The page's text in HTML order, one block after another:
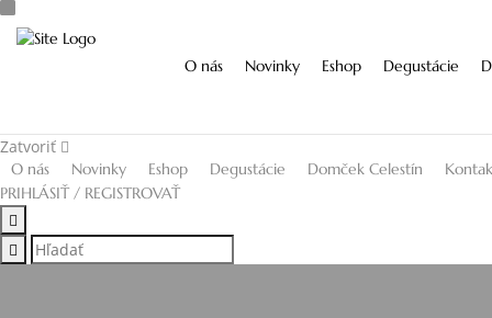
O nás Novinky Eshop Degustácie
Zatvoriť
O nás Novinky Eshop Degustácie Domček Celestín
PRIHLÁSIŤ / REGISTROVAŤ